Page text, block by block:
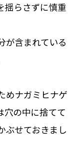
揺らさずに慎重
が含まれている
めナガミヒナゲ
穴の中に捨てて
ぶせておきまし